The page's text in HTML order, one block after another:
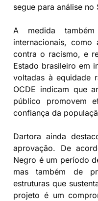
segue para análise no
A medida
internacionais, como
contra o racismo, e
Estado brasileiro em
voltadas à equidade
OCDE indicam que
público promovem
confiança da
Dartora ainda
aprovação. De
Negro é um período
mas também de
estruturas que
projeto é um